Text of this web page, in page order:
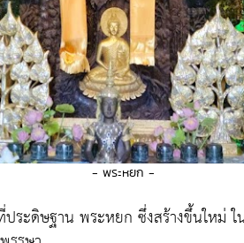
- พระหยก -
ระดิษฐาน พระหยก ซึ่งสร้างขึ้นใหม่